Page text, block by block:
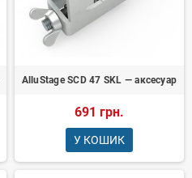
AlluStage SCD 47 SKL — аксесуар
691 грн.
У КОШИК